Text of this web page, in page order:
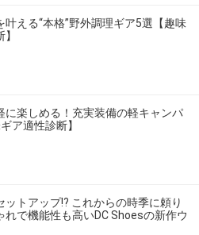
叶える“本格”野外調理ギア5選【趣味
に楽しめる！充実装備の軽キャンパ
ア適性診断】
ットアップ!? これからの時季に頼り
れで機能性も高いDC Shoesの新作ウ